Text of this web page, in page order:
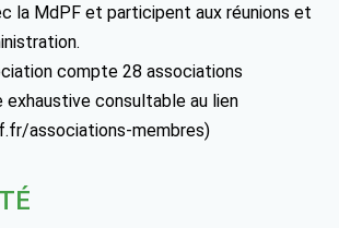
la MdPF et participent aux réunions et
compte 28 associations
consultable au lien
associations-membres)